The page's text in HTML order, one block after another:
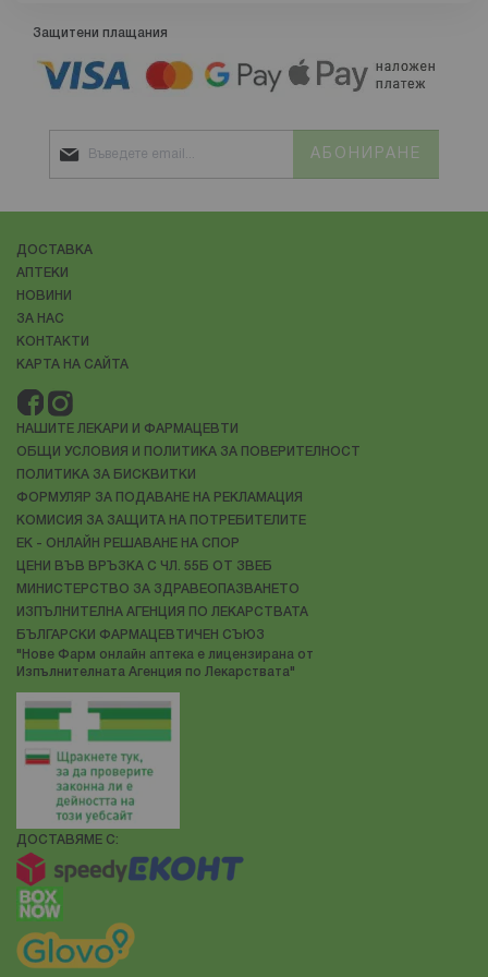
Себорейният дерматит е често срещано кожно
се появи и на други части на тялото с висока
концентрация на мастни (секретиращи себум) жлези.
Такива части са например лицето (по веждите, около
Този вид дерматит представлява хронично и
възпалително състояние, което се характеризира със
зачервена, сърбяща и лющеща се кожа
причина
Защитени плащания
АБОНИРАНЕ
ДОСТАВКА
АПТЕКИ
НОВИНИ
ЗА НАС
КОНТАКТИ
КАРТА НА САЙТА
НАШИТЕ ЛЕКАРИ И ФАРМАЦЕВТИ
ОБЩИ УСЛОВИЯ И ПОЛИТИКА ЗА ПОВЕРИТЕЛНОСТ
ПОЛИТИКА ЗА БИСКВИТКИ
ФОРМУЛЯР ЗА ПОДАВАНЕ НА РЕКЛАМАЦИЯ
КОМИСИЯ ЗА ЗАЩИТА НА ПОТРЕБИТЕЛИТЕ
ЕК - ОНЛАЙН РЕШАВАНЕ НА СПОР
ЦЕНИ ВЪВ ВРЪЗКА С ЧЛ. 55Б ОТ ЗВЕБ
МИНИСТЕРСТВО ЗА ЗДРАВЕОПАЗВАНЕТО
ИЗПЪЛНИТЕЛНА АГЕНЦИЯ ПО ЛЕКАРСТВАТА
БЪЛГАРСКИ ФАРМАЦЕВТИЧЕН СЪЮЗ
"Нове Фарм онлайн аптека е лицензирана от
Изпълнителната Агенция по Лекарствата"
ДОСТАВЯМЕ С: